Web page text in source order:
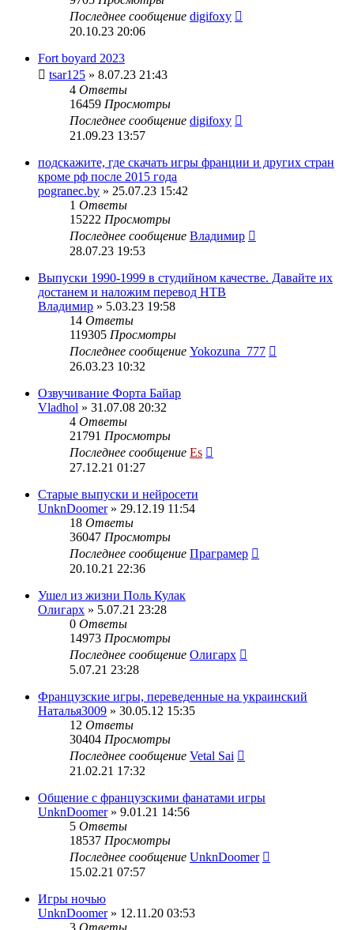
Последнее сообщение digifoxy
20.10.23 20:06
Fort boyard 2023
tsar125 » 8.07.23 21:43
4 Ответы
16459 Просмотры
Последнее сообщение digifoxy
21.09.23 13:57
подскажите, где скачать игры франции и других стран
кроме рф после 2015 года
pogranec.by » 25.07.23 15:42
1 Ответы
15222 Просмотры
Последнее сообщение Владимир
28.07.23 19:53
Выпуски 1990-1999 в студийном качестве. Давайте их
достанем и наложим перевод НТВ
Владимир » 5.03.23 19:58
14 Ответы
119305 Просмотры
Последнее сообщение Yokozuna_777
26.03.23 10:32
Озвучивание Форта Байар
Vladhol » 31.07.08 20:32
4 Ответы
21791 Просмотры
Последнее сообщение Es
27.12.21 01:27
Старые выпуски и нейросети
UnknDoomer» 29.12.19 11:54
18 Ответы
36047 Просмотры
Последнее сообщение Праграмер
20.10.21 22:36
Ушел из жизни Поль Кулак
Олигарх » 5.07.21 23:28
0 Ответы
14973 Просмотры
Последнее сообщение Олигарх
5.07.21 23:28
Французские игры, переведенные на украинский
Наталья3009 » 30.05.12 15:35
12 Ответы
30404 Просмотры
Последнее сообщение Vetal Sai
21.02.21 17:32
Общение с французскими фанатами игры
UnknDoomer» 9.01.21 14:56
5 Ответы
18537 Просмотры
Последнее сообщение UnknDoomer
15.02.21 07:57
Игры ночью
UnknDoomer» 12.11.20 03:53
3 Ответы